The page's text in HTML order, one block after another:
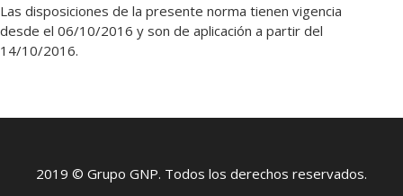
Las disposiciones de la presente norma tienen vigencia
desde el 06/10/2016 y son de aplicación a partir del
14/10/2016.
2019 © Grupo GNP. Todos los derechos reservados.